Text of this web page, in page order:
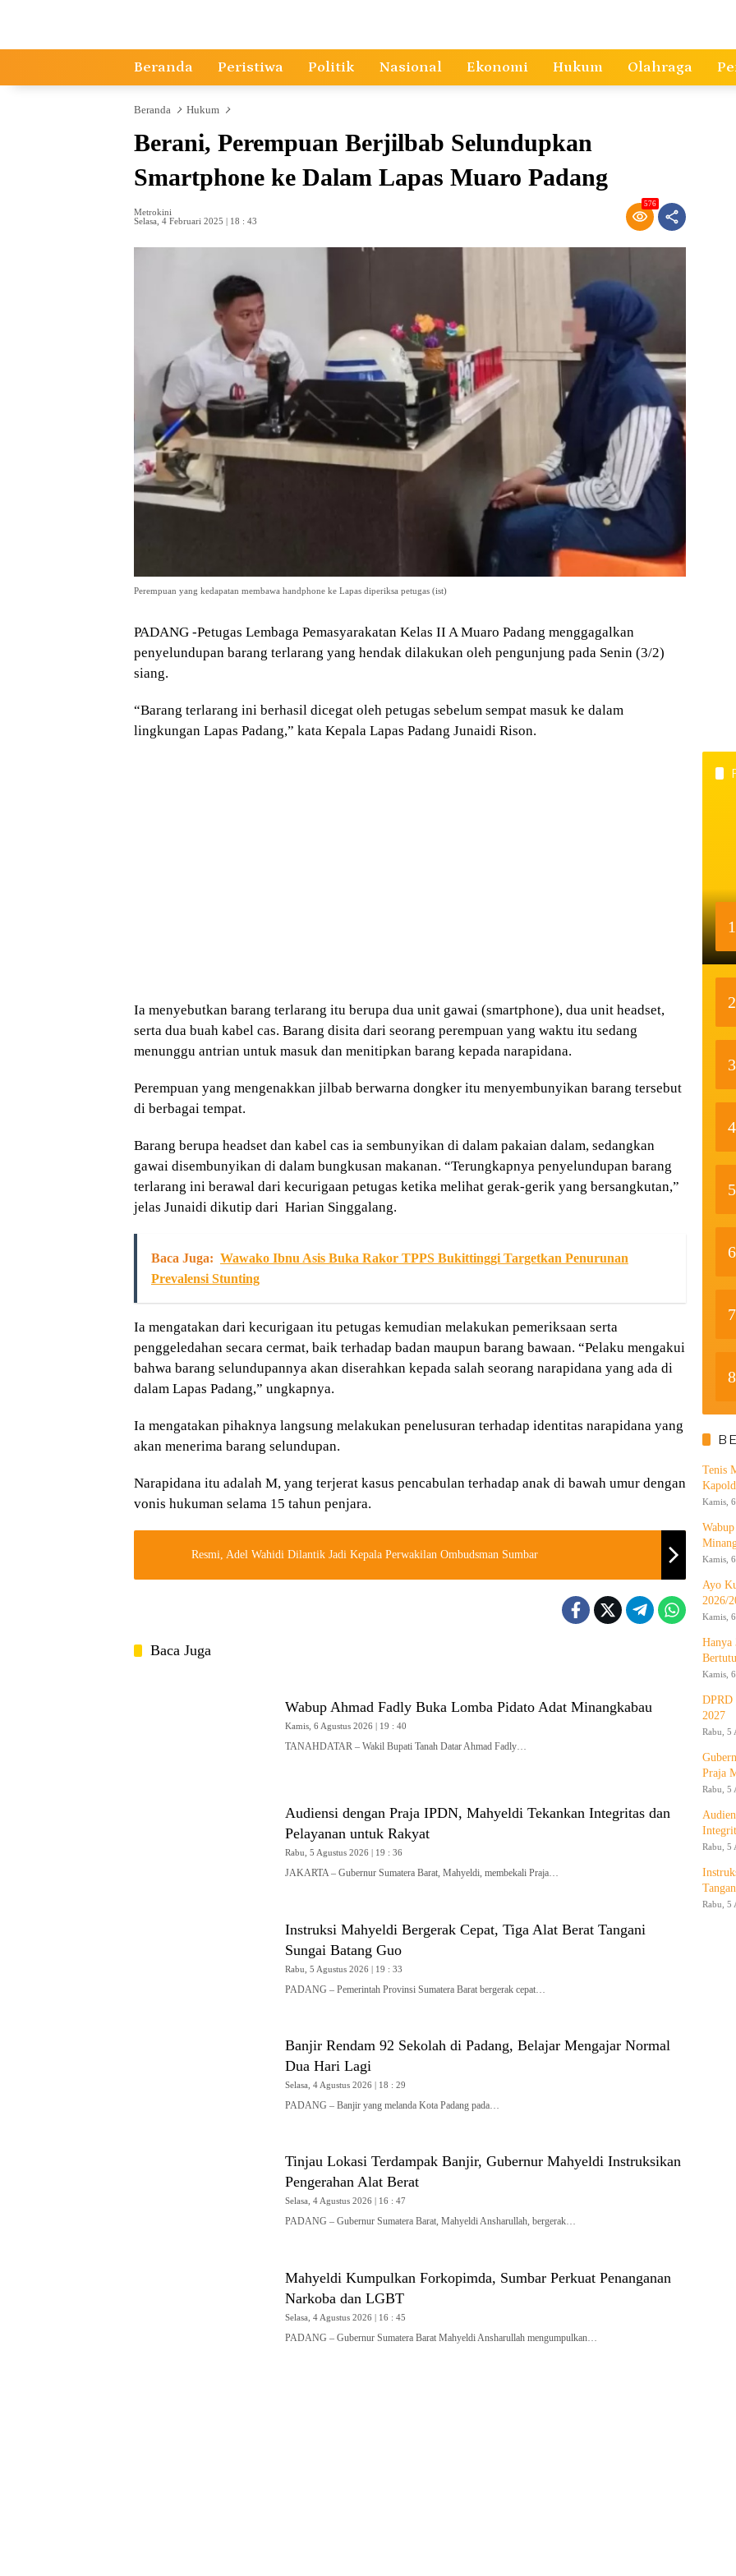
Beranda Peristiwa Politik Nasional Ekonomi Hukum Olahraga
Beranda Hukum
Berani, Perempuan Berjilbab Selundupkan
Smartphone ke Dalam Lapas Muaro Padang
Metrokini
Selasa, 4 Februari 2025 | 18 : 43
576
Perempuan yang kedapatan membawa handphone ke Lapas diperiksa petugas (ist)
PADANG -Petugas Lembaga Pemasyarakatan Kelas II A Muaro Padang menggagalkan
penyelundupan barang terlarang yang hendak dilakukan oleh pengunjung pada Senin (3/2)
siang.
“Barang terlarang ini berhasil dicegat oleh petugas sebelum sempat masuk ke dalam
lingkungan Lapas Padang,” kata Kepala Lapas Padang Junaidi Rison.
Ia menyebutkan barang terlarang itu berupa dua unit gawai (smartphone), dua unit headset,
serta dua buah kabel cas. Barang disita dari seorang perempuan yang waktu itu sedang
menunggu antrian untuk masuk dan menitipkan barang kepada narapidana.
Perempuan yang mengenakkan jilbab berwarna dongker itu menyembunyikan barang tersebut
di berbagai tempat.
Barang berupa headset dan kabel cas ia sembunyikan di dalam pakaian dalam, sedangkan
gawai disembunyikan di dalam bungkusan makanan. “Terungkapnya penyelundupan barang
terlarang ini berawal dari kecurigaan petugas ketika melihat gerak-gerik yang bersangkutan,”
jelas Junaidi dikutip dari Harian Singgalang.
Baca Juga: Wawako Ibnu Asis Buka Rakor TPPS Bukittinggi Targetkan Penurunan
Prevalensi Stunting
Ia mengatakan dari kecurigaan itu petugas kemudian melakukan pemeriksaan serta
penggeledahan secara cermat, baik terhadap badan maupun barang bawaan. “Pelaku mengakui
bahwa barang selundupannya akan diserahkan kepada salah seorang narapidana yang ada di
dalam Lapas Padang,” ungkapnya.
Ia mengatakan pihaknya langsung melakukan penelusuran terhadap identitas narapidana yang
akan menerima barang selundupan.
Narapidana itu adalah M, yang terjerat kasus pencabulan terhadap anak di bawah umur dengan
vonis hukuman selama 15 tahun penjara.
Resmi, Adel Wahidi Dilantik Jadi Kepala Perwakilan Ombudsman Sumbar
Baca Juga
Wabup Ahmad Fadly Buka Lomba Pidato Adat Minangkabau
Kamis, 6 Agustus 2026 | 19 : 40
TANAHDATAR – Wakil Bupati Tanah Datar Ahmad Fadly…
Audiensi dengan Praja IPDN, Mahyeldi Tekankan Integritas dan
Pelayanan untuk Rakyat
Rabu, 5 Agustus 2026 | 19 : 36
JAKARTA – Gubernur Sumatera Barat, Mahyeldi, membekali Praja…
Instruksi Mahyeldi Bergerak Cepat, Tiga Alat Berat Tangani
Sungai Batang Guo
Rabu, 5 Agustus 2026 | 19 : 33
PADANG – Pemerintah Provinsi Sumatera Barat bergerak cepat…
Banjir Rendam 92 Sekolah di Padang, Belajar Mengajar Normal
Dua Hari Lagi
Selasa, 4 Agustus 2026 | 18 : 29
PADANG – Banjir yang melanda Kota Padang pada…
Tinjau Lokasi Terdampak Banjir, Gubernur Mahyeldi Instruksikan
Pengerahan Alat Berat
Selasa, 4 Agustus 2026 | 16 : 47
PADANG – Gubernur Sumatera Barat, Mahyeldi Ansharullah, bergerak…
Mahyeldi Kumpulkan Forkopimda, Sumbar Perkuat Penanganan
Narkoba dan LGBT
Selasa, 4 Agustus 2026 | 16 : 45
PADANG – Gubernur Sumatera Barat Mahyeldi Ansharullah mengumpulkan…
1
2
3
4
5
6
7
8
Tenis
Kamis,
Kamis,
Ayo
2026/
Kamis,
Hanya
Kamis,
DPRD
2027
Rabu, 5
Praja
Rabu, 5
Rabu, 5
Rabu, 5